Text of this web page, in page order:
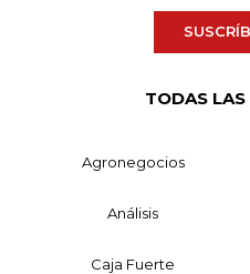
TODAS LAS
Agronegocios
Análisis
Caja Fuerte